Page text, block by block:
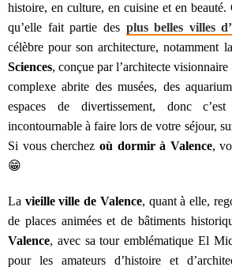
histoire, en culture, en cuisine et en beauté.
qu’elle fait partie des plus belles villes
célèbre pour son architecture, notamment la
Sciences, conçue par l’architecte
complexe abrite des musées, des
espaces de divertissement, donc
incontournable à faire lors de votre séjour,
Si vous cherchez où dormir à Valence,
😁
La vieille ville de Valence, quant à elle,
de places animées et de bâtiments
Valence, avec sa tour emblématique El
pour les amateurs d’histoire et